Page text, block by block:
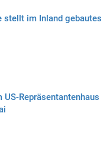
stellt im Inland gebautes
Repräsentantenhaus